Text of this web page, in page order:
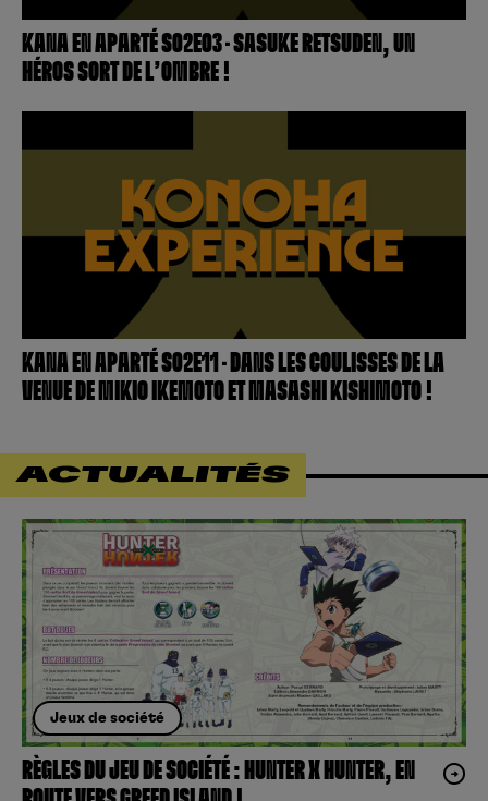
KANA EN APARTÉ S02E03 – SASUKE RETSUDEN, UN
HÉROS SORT DE L’OMBRE !
KANA EN APARTÉ S02E11 – DANS LES COULISSES DE LA
VENUE DE MIKIO IKEMOTO ET MASASHI KISHIMOTO !
ACTUALITÉS
Jeux de société
RÈGLES DU JEU DE SOCIÉTÉ : HUNTER X HUNTER, EN